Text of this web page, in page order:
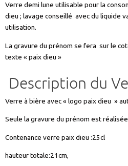
Verre demi lune utilisable pour la
dieu ; lavage conseillé avec du liquide
utilisation.
La gravure du prénom se fera sur le
texte « paix dieu »
Description du
Verre à bière avec « logo paix dieu »
Seule la gravure du prénom est
Contenance verre paix dieu :25cl
hauteur totale:21cm,